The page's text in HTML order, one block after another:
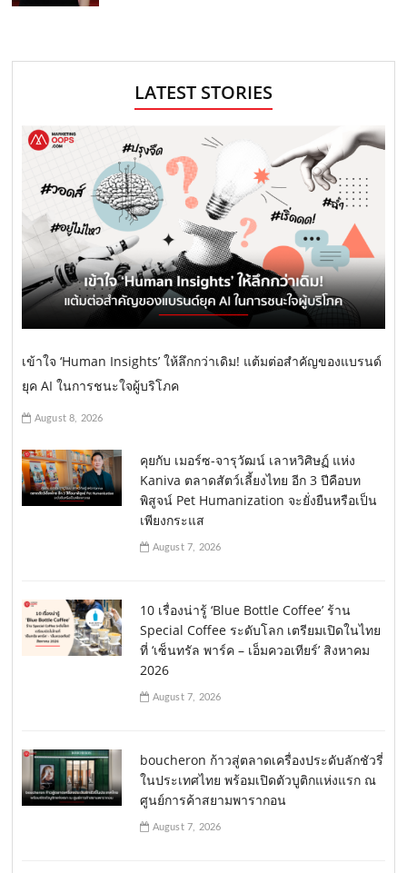
LATEST STORIES
เข้าใจ ‘Human Insights’ ให้ลึกกว่าเดิม! แต้มต่อสำคัญของแบรนด์
ยุค AI ในการชนะใจผู้บริโภค
August 8, 2026
คุยกับ เมอร์ซ-จารุวัฒน์ เลาหวิศิษฏ์ แห่ง
Kaniva ตลาดสัตว์เลี้ยงไทย อีก 3 ปีคือบท
พิสูจน์ Pet Humanization จะยั่งยืนหรือเป็น
เพียงกระแส
August 7, 2026
10 เรื่องน่ารู้ ‘Blue Bottle Coffee’ ร้าน
Special Coffee ระดับโลก เตรียมเปิดในไทย
ที่ ‘เซ็นทรัล พาร์ค – เอ็มควอเทียร์’ สิงหาคม
2026
August 7, 2026
boucheron ก้าวสู่ตลาดเครื่องประดับลักชัวรี่
ในประเทศไทย พร้อมเปิดตัวบูติกแห่งแรก ณ
ศูนย์การค้าสยามพารากอน
August 7, 2026